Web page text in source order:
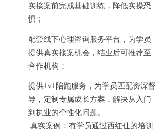
实接案前完成基础训练，降低实操恐
惧；
配套线下心理咨询服务平台，为学员
提供真实接案机会，结业后可推荐至
合作机构；
提供1v1陪跑服务，为学员匹配资深督
导，定制专属成长方案，解决从入门
到执业的个性化问题。
真实案例：有学员通过西红仕的培训